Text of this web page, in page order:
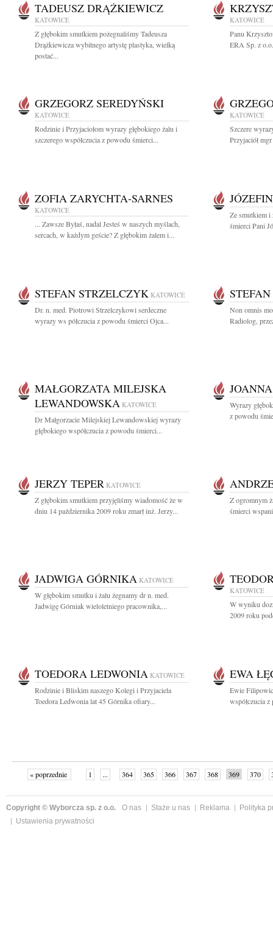
TADEUSZ DRĄŻKIEWICZ
KATOWICE
Z głębokim smutkiem pożegnaliśmy Tadeusza
Drążkiewicza wybitnego artystę plastyka, wielką
postać...
KATOWICE
Panu
ERA Sp. z
GRZEGORZ SEREDYŃSKI
KATOWICE
Rodzinie i Przyjaciołom wyrazy głębokiego żalu i
szczerego współczucia z powodu śmierci...
KATOWICE
Szczere
Przyjaciół
ZOFIA ZARYCHTA-SARNES
KATOWICE
... Zawsze Byłaś, nadal Jesteś w naszych myślach,
sercach, w każdym geście? Z głębokim żalem i...
Ze smutkiem i
śmierci Pani
STEFAN STRZELCZYK KATOWICE
Dr. n. med. Piotrowi Strzelczykowi serdeczne
wyrazy ws półczucia z powodu śmierci Ojca...
Non omnis
Radiolog,
MAŁGORZATA MILEJSKA
LEWANDOWSKA KATOWICE
Dr Małgorzacie Milejskiej Lewandowskiej wyrazy
głębokiego współczucia z powodu śmierci...
Wyrazy
z powodu
JERZY TEPER KATOWICE
Z głębokim smutkiem przyjęliśmy wiadomość że w
dniu 14 października 2009 roku zmarł inż. Jerzy...
Z ogromnym
śmierci
JADWIGA GÓRNIKA KATOWICE
W głębokim smutku i żalu żegnamy dr n. med.
Jadwigę Górniak wieloletniego pracownika,...
KATOWICE
W wyniku
2009 roku
TOEDORA LEDWONIA KATOWICE
Rodzinie i Bliskim naszego Kolegi i Przyjaciela
Toedora Ledwonia lat 45 Górnika ofiary...
EWA
Ewie
współczucia
« poprzednie 1 ... 364 365 366 367 368 369 370
Copyright © Wyborcza sp. z o.o. O nas Staże u nas Reklama
Polityka
Ustawienia prywatności